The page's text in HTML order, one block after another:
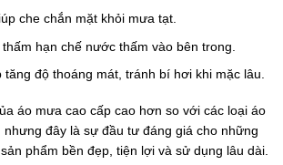
che chắn mặt khỏi mưa tạt.
hạn chế nước thấm vào bên trong.
tăng độ thoáng mát, tránh bí hơi khi mặc lâu.
áo mưa cao cấp cao hơn so với các loại áo
đây là sự đầu tư đáng giá cho những
phẩm bền đẹp, tiện lợi và sử dụng lâu dài.